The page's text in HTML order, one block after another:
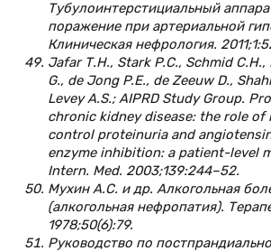
Тубулоинтерстициальный
поражение при артериальной
Клиническая нефрология.
Jafar Т.Н., Stark P.C., Schmid C.H.,
G., de Jong P.E., de Zeeuw D.,
Levey A.S.; AIPRD Study Group.
chronic kidney disease: the role of
control proteinuria and
enzyme inhibition: a patient-level
Intern. Med. 2003;139:244–52.
Мухин А.С. и др. Алкогольная
(алкогольная нефропатия).
1978;50(6):79.
Руководство по